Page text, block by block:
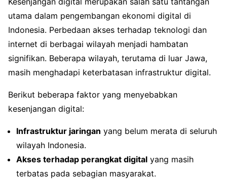
utama dalam pengembangan ekonomi digital di
Indonesia. Perbedaan akses terhadap teknologi dan
internet di berbagai wilayah menjadi hambatan
signifikan. Beberapa wilayah, terutama di luar Jawa,
masih menghadapi keterbatasan infrastruktur digital.
Berikut beberapa faktor yang menyebabkan
kesenjangan digital:
Infrastruktur jaringan yang belum merata di seluruh
wilayah Indonesia.
Akses terhadap perangkat digital yang masih
terbatas pada sebagian masyarakat.